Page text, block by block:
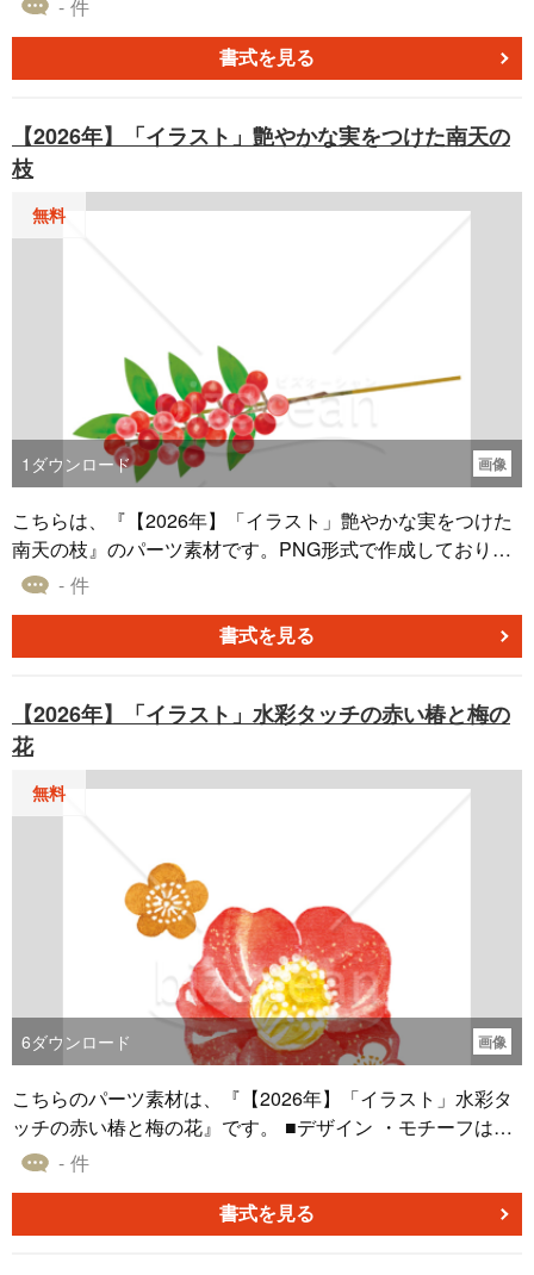
成しているので、Wordで作成した年賀状に貼り付けてご利
用いただけます。 無料でダウンロードすることができる
迎えた巳年のあいさつにお役立てください。
- 件
書式を見る
【2026年】「イラスト」艶やかな実をつけた南天の
枝
無料
1 ダウンロード 画像
こちらは、『【2026年】「イラスト」艶やかな実をつけた
南天の枝』のパーツ素材です。PNG形式で作成しており、
無料でダウンロードすることができます。 ■デザイン ・モ
わせで、古くから厄除けや縁起の良い木として新年の飾り
に用いられてきました。 ・右から左へと伸びる、一本の枝
「あしらい」として、デザインに彩りを加えます。 ・水彩
画のように、実の光沢や葉の陰影を丁寧に描いた、写実的
なスタイルです。落ち着いた雰囲気のデザインを好む方
や、目上の方への年賀状にも適しています。 ■色 ・メイン
は常緑樹の生命力を象徴します。枝の茶色が、全体を落ち
着かせています。 ・実には白やピンクのハイライト（光）
が描き加えられ、みずみずしい艶を表現。この光の表現
が、イラストに生き生きとした印象を与えています。 ・
「赤」と「緑」の組み合わせですが、水彩のような淡い色
合いを用いることで、派手すぎず和の趣を感じさせる、上
品な配色に仕上がっています。 オリジナルの年賀状に、
『【2026年】「イラスト」艶やかな実をつけた南天の枝』
をご活用いただけると幸いです。
- 件
書式を見る
【2026年】「イラスト」水彩タッチの赤い椿と梅の
花
無料
6ダウンロード 画像
こちらのパーツ素材は、『【2026年】「イラスト」水彩タ
ッチの赤い椿と梅の花』です。 ■デザイン ・モチーフは、
冬に咲く赤い椿と小さな梅の花です。椿は「魔除け」、梅
の挨拶にふさわしい組み合わせです。 ・大きな椿の花を中
心に、二つの梅の花をアクセントとしてあしらった構図で
- 件
書式を見る